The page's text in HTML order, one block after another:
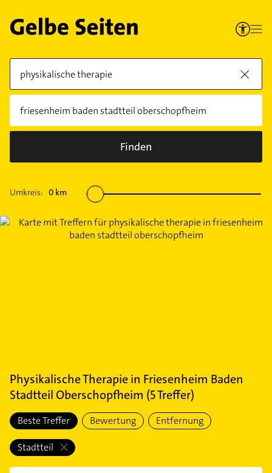
Finden
Umkreis: 0 km
Physikalische Therapiein Friesenheim Baden
Stadtteil Oberschopfheim (5Treffer)
Beste Treffer Bewertung Entfernung
Stadtteil